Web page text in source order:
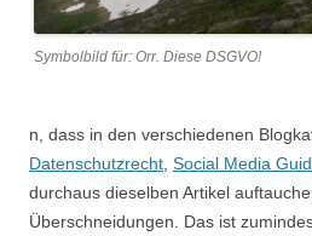
Symbolbild für: Orr. Diese DSGVO!
n, dass in den verschiedenen
Datenschutzrecht Social Media
durchaus dieselben Artikel
Überschneidungen. Das ist